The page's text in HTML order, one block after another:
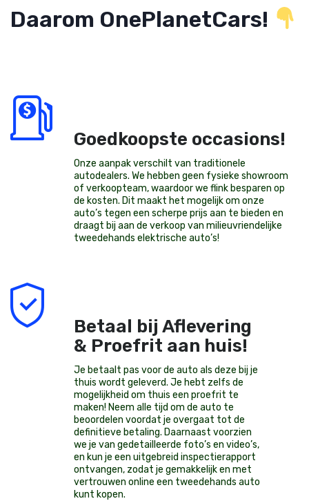
Daarom OnePlanetCars!
Goedkoopste occasions!
Onze aanpak verschilt van traditionele
autodealers. We hebben geen fysieke showroom
of verkoopteam, waardoor we flink besparen op
de kosten. Dit maakt het mogelijk om onze
auto’s tegen een scherpe prijs aan te bieden en
draagt bij aan de verkoop van milieuvriendelijke
tweedehands elektrische auto’s!
Betaal bij Aflevering
& Proefrit aan huis!
Je betaalt pas voor de auto als deze bij je
thuis wordt geleverd. Je hebt zelfs de
mogelijkheid om thuis een proefrit te
maken! Neem alle tijd om de auto te
beoordelen voordat je overgaat tot de
definitieve betaling. Daarnaast voorzien
we je van gedetailleerde foto’s en video’s,
en kun je een uitgebreid inspectierapport
ontvangen, zodat je gemakkelijk en met
vertrouwen online een tweedehands auto
kunt kopen.